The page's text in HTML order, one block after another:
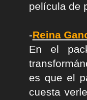
película de
-Reina
En el
es que el
cuesta